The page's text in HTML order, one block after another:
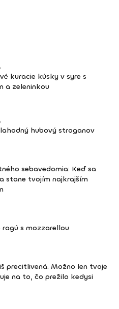
kuracie kúsky v syre s
a zeleninkou
hubový stroganov
sebavedomia: Keď sa
stane tvojím najkrajším
ragú s mozzarellou
precitlivená. Možno len tvoje
na to, čo prežilo kedysi